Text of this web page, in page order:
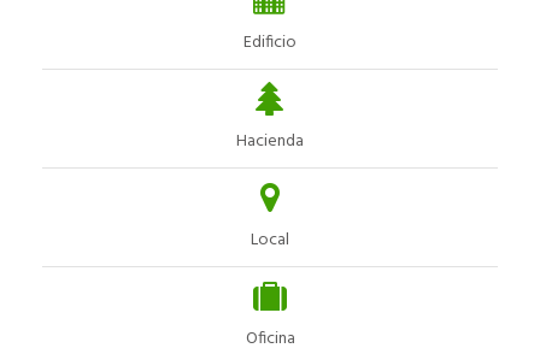
Edificio
Hacienda
Local
Oficina